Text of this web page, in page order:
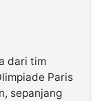
dari tim
Paris
sepanjang